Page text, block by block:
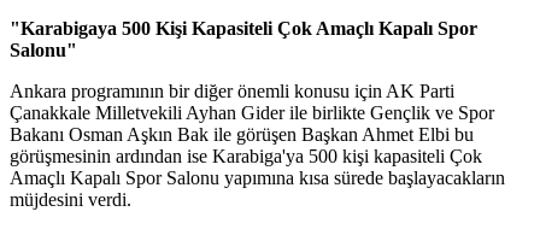
"Karabigaya 500 Kişi Kapasiteli Çok Amaçlı Kapalı Spor
Salonu"
Ankara programının bir diğer önemli konusu için AK Parti
Çanakkale Milletvekili Ayhan Gider ile birlikte Gençlik ve Spor
Bakanı Osman Aşkın Bak ile görüşen Başkan Ahmet Elbi bu
görüşmesinin ardından ise Karabiga'ya 500 kişi kapasiteli Çok
Amaçlı Kapalı Spor Salonu yapımına kısa sürede başlayacakların
müjdesini verdi.